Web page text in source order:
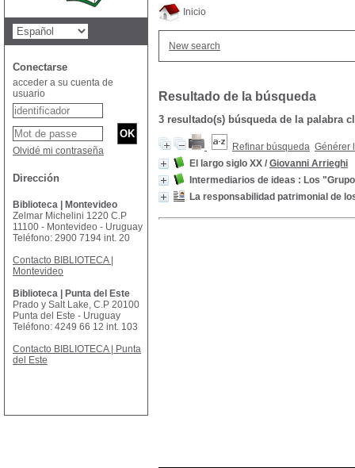
Inicio
New search
Resultado de la búsqueda
3 resultado(s) búsqueda de la palabra
Refinar búsqueda Générer
El largo siglo XX / Giovanni Arrieghi
Intermediarios de ideas : Los
La responsabilidad patrimonial de
Conectarse
acceder a su cuenta de
usuario
Olvidé mi contraseña
Dirección
Biblioteca | Montevideo
Zelmar Michelini 1220 C.P
11100 - Montevideo - Uruguay
Teléfono: 2900 7194 int. 20
Contacto BIBLIOTECA |
Montevideo
Biblioteca | Punta del Este
Prado y Salt Lake, C.P 20100
Punta del Este - Uruguay
Teléfono: 4249 66 12 int. 103
Contacto BIBLIOTECA | Punta
del Este